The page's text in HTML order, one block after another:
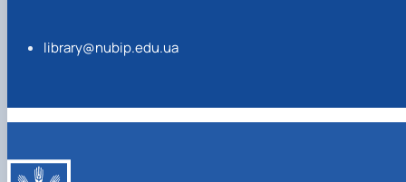
library@nubip.edu.ua